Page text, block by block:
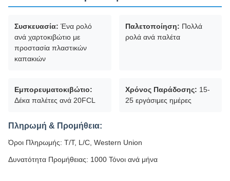
Συσκευασία: Ένα ρολό
ανά χαρτοκιβώτιο με
προστασία πλαστικών
καπακιών
Παλετοποίηση: Πολλά
ρολά ανά παλέτα
Εμπορευματοκιβώτιο:
Δέκα παλέτες ανά 20FCL
Χρόνος Παράδοσης: 15-
25 εργάσιμες ημέρες
Πληρωμή & Προμήθεια:
Όροι Πληρωμής: T/T, L/C, Western Union
Δυνατότητα Προμήθειας: 1000 Τόνοι ανά μήνα